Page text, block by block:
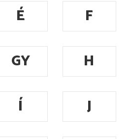
É
F
GY
H
Í
J